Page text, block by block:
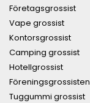
Företagsgrossist
Vape grossist
Kontorsgrossist
Camping grossist
Hotellgrossist
Föreningsgrossisten
Tuggummi grossist